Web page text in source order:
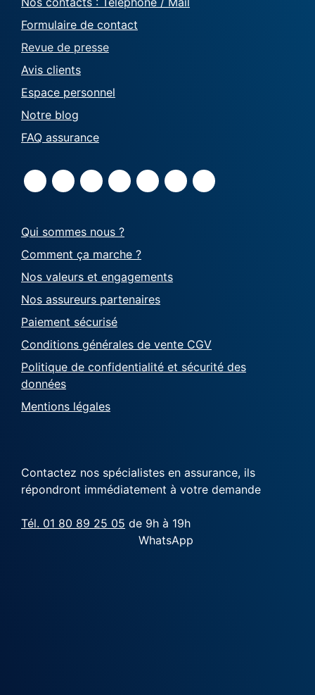
Formulaire de contact
Revue de presse
Avis clients
Espace personnel
Notre blog
FAQ assurance
Qui sommes nous ?
Comment ça marche ?
Nos valeurs et engagements
Nos assureurs partenaires
Paiement sécurisé
Conditions générales de vente CGV
Politique de confidentialité et sécurité des
données
Mentions légales
Contactez nos spécialistes en assurance, ils
répondront immédiatement à votre demande
Tél. 01 80 89 25 05 de 9h à 19h
WhatsApp